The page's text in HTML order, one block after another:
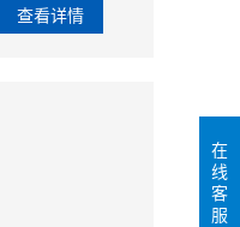
查看详情
在
线
客
服